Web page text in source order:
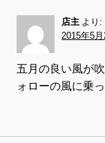
店主 より:
2015年5
五月の良い風が
ォローの風に乗